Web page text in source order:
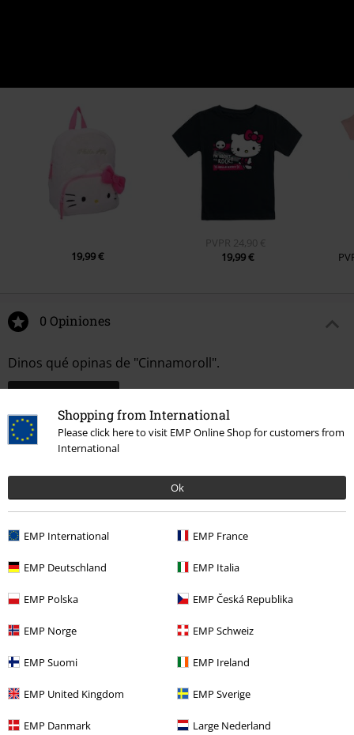
Shopping from International
Please click here to visit EMP Online Shop for customers from
International
Ok
EMP International EMP France
EMP Deutschland EMP Italia
EMP Polska EMP Česká Republika
EMP Norge EMP Schweiz
EMP Suomi EMP Ireland
EMP United Kingdom EMP Sverige
EMP Danmark Large Nederland
19,99 €
PVPR 24,90 €
19,99 €
0 Opiniones
Dinos qué opinas de "Cinnamoroll".
Escribe una reseña
Más categorías. Más opciones
Estilos Ideas de regalo Nerds de cine
Estilos Ideas de regalo Fans de anime
Películas & TV Películas & TV Series TV Accesorios
Películas & TV Anime